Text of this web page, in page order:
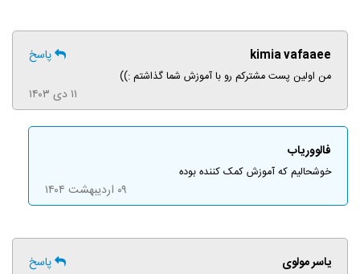
kimia vafaaee پاسخ
من اولین پست مشترکم رو با آموزش شما گذاشتم :))
۱۱ دی ۱۴۰۳
فالووریاب
خوشحالیم که آموزش کمک کننده بوده
۰۹ اردیبهشت ۱۴۰۴
یاسر مولوی پاسخ